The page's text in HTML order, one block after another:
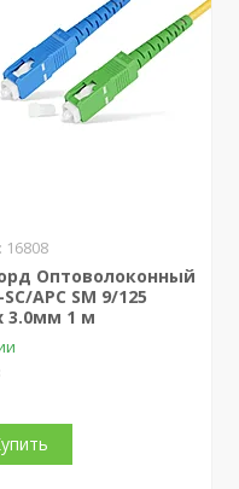
16808
Оптоволоконный
SC/APC SM 9/125
3.0мм 1 м